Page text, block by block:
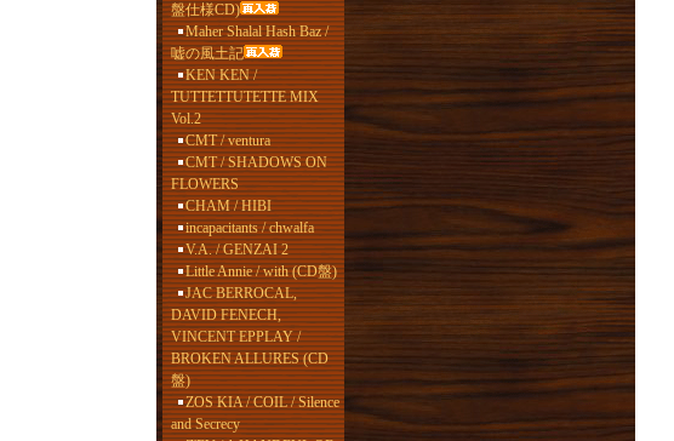
盤仕様CD)
Maher Shalal Hash Baz /
嘘の風土記
KEN KEN /
TUTTETTUTETTE MIX
Vol.2
CMT / ventura
CMT / SHADOWS ON
FLOWERS
CHAM / HIBI
incapacitants / chwalfa
V.A. / GENZAI 2
Little Annie / with (CD盤)
JAC BERROCAL,
DAVID FENECH,
VINCENT EPPLAY /
BROKEN ALLURES (CD
盤)
ZOS KIA / COIL / Silence
and Secrecy